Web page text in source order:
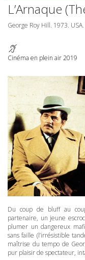
L’Arnaque
George Roy Hill. 1973. USA
Cinéma en plein air 2019
Du coup de bluff au
partenaire, un jeune
plumer un dangereux
sans faille (l’irrésistible
maîtrise du tempo de
pur plaisir de spectateur,